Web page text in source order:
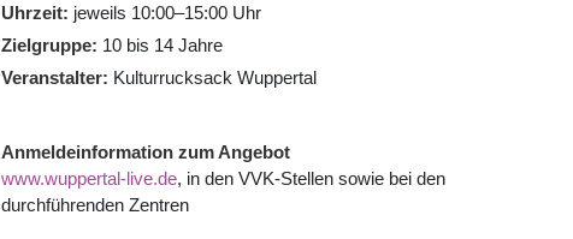
Uhrzeit
jeweils 10:00–15:00 Uhr
Zielgruppe
10 bis 14 Jahre
Veranstalter
Kulturrucksack Wuppertal
Anmeldeinformation zum Angebot
www.wuppertal-live.de, in den VVK-Stellen sowie bei den
durchführenden Zentren